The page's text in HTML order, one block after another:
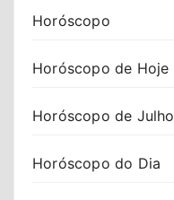
Horóscopo
Horóscopo de Hoje
Horóscopo de Julho
Horóscopo do Dia